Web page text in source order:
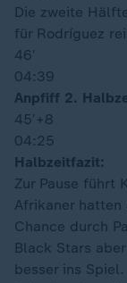
Die zweite
für Rodríguez
46′
04:39
Anpfiff 2.
45′ +8
04:25
Halbzeitfazit:
Zur Pause führt
Afrikaner
Chance durch
Black Stars
besser ins